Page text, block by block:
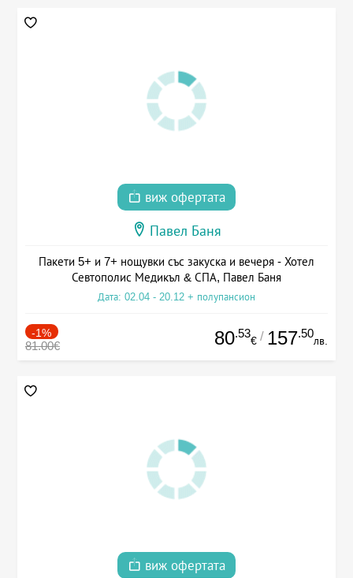
виж офертата
Павел Баня
Пакети 5+ и 7+ нощувки със закуска и вечеря - Хотел
Севтополис Медикъл & СПА, Павел Баня
Дата: 02.04 - 20.12 + полупансион
-1%
81.00€ 80.53
€ / 157.50
лв.
виж офертата